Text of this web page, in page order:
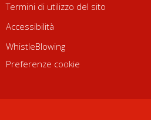
Termini di utilizzo del sito
Accessibilità
WhistleBlowing
Preferenze cookie